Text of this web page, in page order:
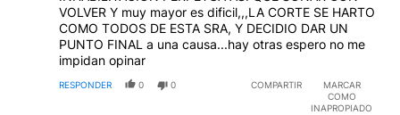
VOLVER Y muy mayor es dificil,,,LA CORTE SE HARTO
COMO TODOS DE ESTA SRA, Y DECIDIO DAR UN
PUNTO FINAL a una causa...hay otras espero no me
impidan opinar
RESPONDER 0 0 COMPARTIR
MARCAR
COMO
INAPROPIADO